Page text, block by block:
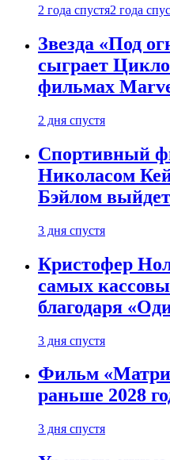
2 года спустя2 года
Звезда «Под
сыграет
фильмах
2 дня спустя
Спортивный
Николасом
Бэйлом
3 дня спустя
Кристофер
самых
благодаря
3 дня спустя
Фильм
раньше 2028
3 дня спустя